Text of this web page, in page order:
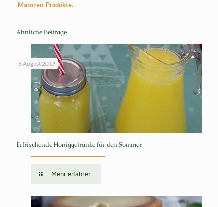
Maronen-Produkte.
Ähnliche Beiträge
6 August 2019
Erfrischende Honiggetränke für den Sommer
Mehr erfahren